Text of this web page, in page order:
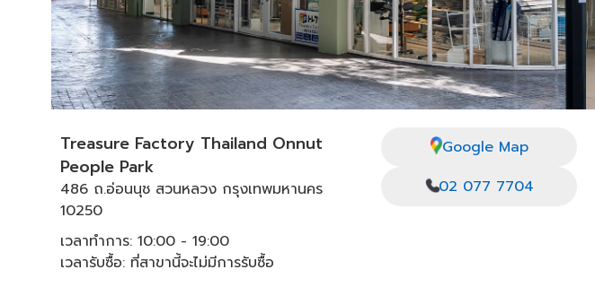
Treasure Factory Thailand Onnut
People Park
486 ถ.อ่อนนุช สวนหลวง กรุงเทพมหานคร
10250
เวลาทำการ: 10:00 - 19:00
เวลารับซื้อ: ที่สาขานี้จะไม่มีการรับซื้อ
Google Map
02 077 7704